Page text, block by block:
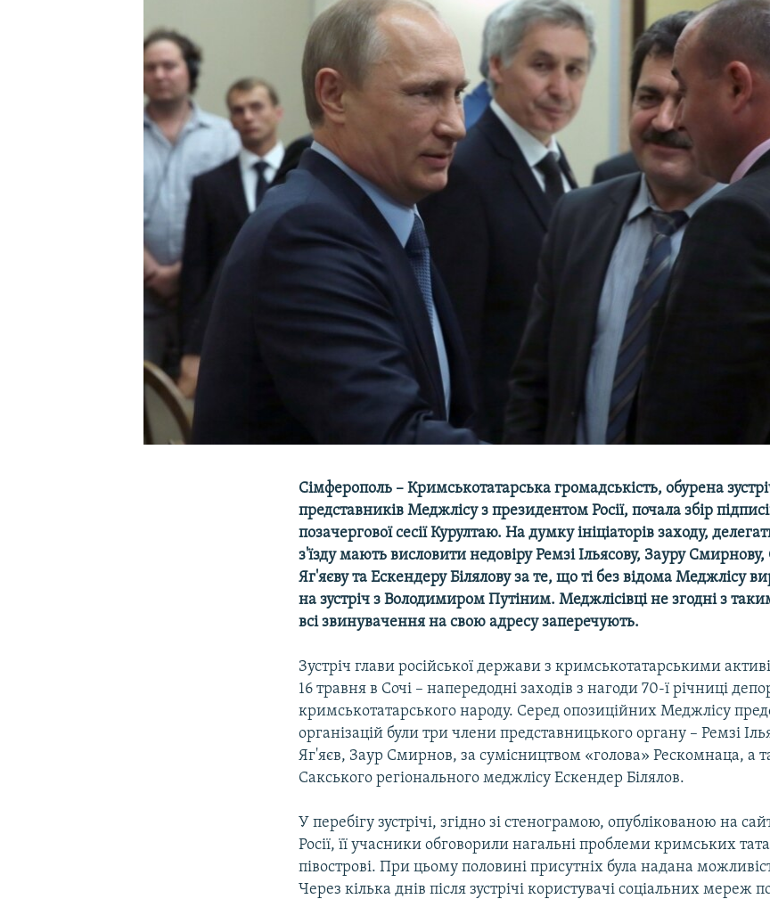
УКРАЇНСЬКА ПРОБЛЕМА КРИМУ
Сімферополь – Кримськотатарська громадськість, обурена
представників Меджлісу з президентом Росії, почала збір
позачергової сесії Курултаю. На думку ініціаторів заходу,
з'їзду мають висловити недовіру Ремзі Ільясову, Зауру
Яг'яєву та Ескендеру Білялову за те, що ті без відома Меджлісу
на зустріч з Володимиром Путіним. Меджлісівці не згодні з
всі звинувачення на свою адресу заперечують.
Зустріч глави російської держави з кримськотатарськими
16 травня в Сочі – напередодні заходів з нагоди 70-ї річниці
кримськотатарського народу. Серед опозиційних Меджлісу
організацій були три члени представницького органу – Ремзі
Яг'яєв, Заур Смирнов, за сумісництвом «голова» Рескомнаца, а
Сакського регіонального меджлісу Ескендер Білялов.
У перебігу зустрічі, згідно зі стенограмою, опублікованою на
Росії, її учасники обговорили нагальні проблеми кримських
півострові. При цьому половині присутніх була надана
Через кілька днів після зустрічі користувачі соціальних мереж